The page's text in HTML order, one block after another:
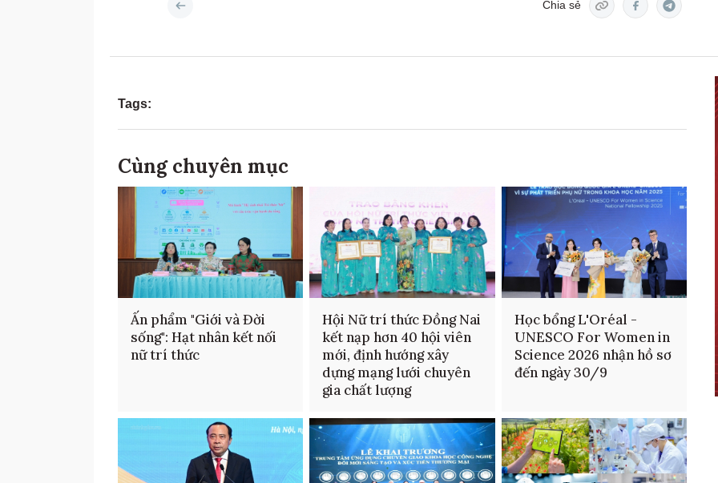
Chia sẻ
Tags:
Cùng chuyên mục
Ấn phẩm "Giới và Đời
sống": Hạt nhân kết nối
nữ trí thức
Hội Nữ trí thức Đồng Nai
kết nạp hơn 40 hội viên
mới, định hướng xây
dựng mạng lưới chuyên
gia chất lượng
Học bổng L'Oréal -
UNESCO For Women in
Science 2026 nhận hồ sơ
đến ngày 30/9